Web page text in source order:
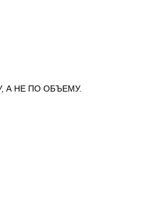
А НЕ ПО ОБЪЕМУ.